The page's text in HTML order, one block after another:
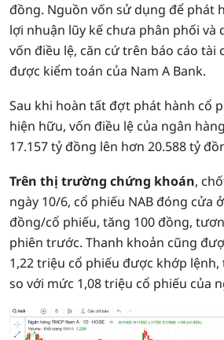
đồng. Nguồn vốn sử dụng để phát
lợi nhuận lũy kế chưa phân phối và
vốn điều lệ, căn cứ trên báo cáo tài
được kiểm toán của Nam A Bank.
Sau khi hoàn tất đợt phát hành cổ
hiện hữu, vốn điều lệ của ngân
17.157 tỷ đồng lên hơn 20.588 tỷ
Trên thị trường chứng khoán,
ngày 10/6, cổ phiếu NAB đóng cửa
đồng/cổ phiếu, tăng 100 đồng,
phiên trước. Thanh khoản cũng
1,22 triệu cổ phiếu được khớp lệnh,
so với mức 1,08 triệu cổ phiếu của